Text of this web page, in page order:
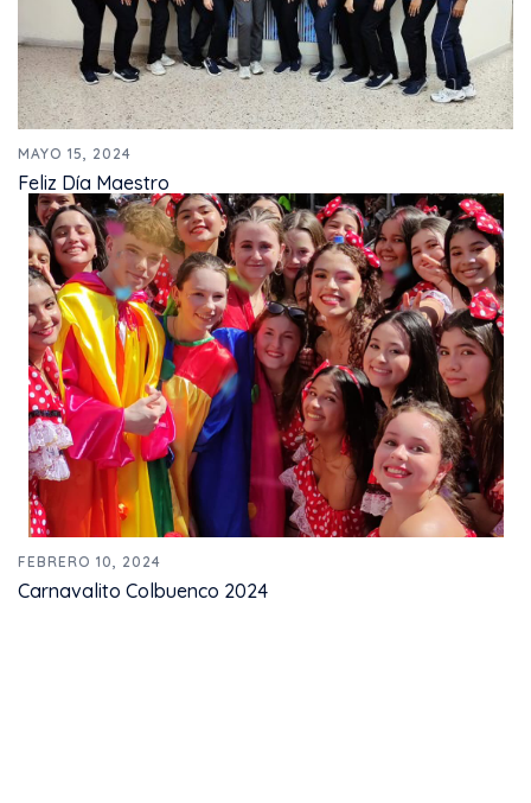
MAYO 15, 2024
Feliz Día Maestro
FEBRERO 10, 2024
Carnavalito Colbuenco 2024